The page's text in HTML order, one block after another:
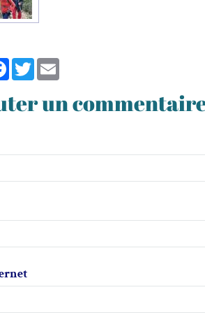
Facebook
Twitter
un